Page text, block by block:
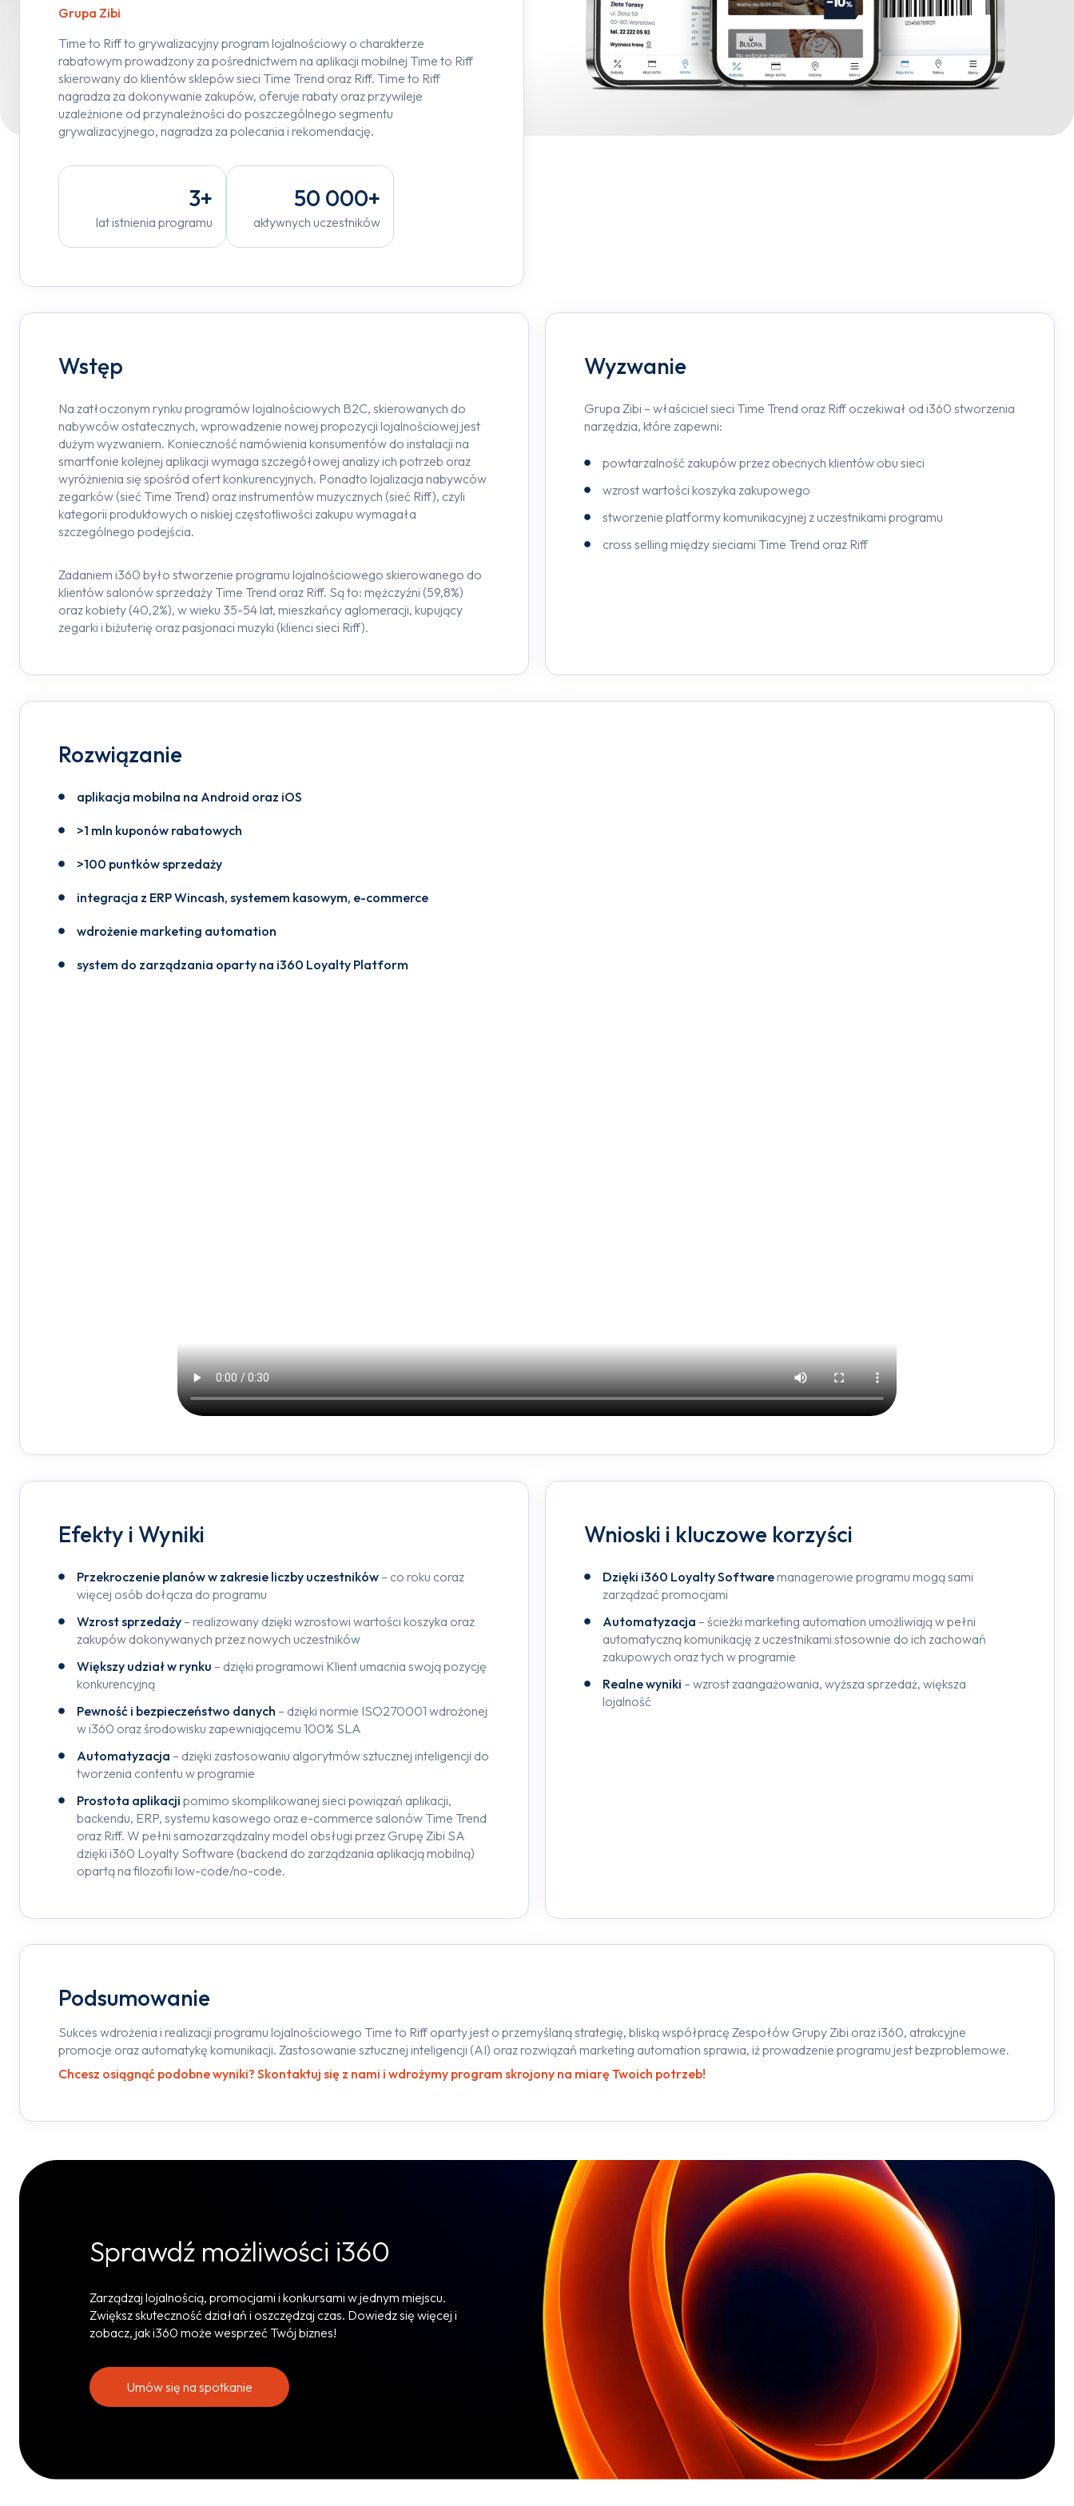
Grupa Zibi
Time to Riff to grywalizacyjny program lojalnościowy o charakterze
rabatowym prowadzony za pośrednictwem na aplikacji mobilnej Time to Riff
skierowany do klientów sklepów sieci Time Trend oraz Riff. Time to Riff
nagradza za dokonywanie zakupów, oferuje rabaty oraz przywileje
uzależnione od przynależności do poszczególnego segmentu
grywalizacyjnego, nagradza za polecania i rekomendację.
3+
lat istnienia programu
50 000+
aktywnych uczestników
Wstęp
Na zatłoczonym rynku programów lojalnościowych B2C, skierowanych do
nabywców ostatecznych, wprowadzenie nowej propozycji lojalnościowej jest
dużym wyzwaniem. Konieczność namówienia konsumentów do instalacji na
smartfonie kolejnej aplikacji wymaga szczegółowej analizy ich potrzeb oraz
wyróżnienia się spośród ofert konkurencyjnych. Ponadto lojalizacja nabywców
zegarków (sieć Time Trend) oraz instrumentów muzycznych (sieć Riff), czyli
kategorii produktowych o niskiej częstotliwości zakupu wymagała
szczególnego podejścia.
Zadaniem i360 było stworzenie programu lojalnościowego skierowanego do
klientów salonów sprzedaży Time Trend oraz Riff. Są to: mężczyźni (59,8%)
oraz kobiety (40,2%), w wieku 35-54 lat, mieszkańcy aglomeracji, kupujący
zegarki i biżuterię oraz pasjonaci muzyki (klienci sieci Riff).
Wyzwanie
Grupa Zibi – właściciel sieci Time Trend oraz Riff oczekiwał od i360 stworzenia
narzędzia, które zapewni:
powtarzalność zakupów przez obecnych klientów obu sieci
wzrost wartości koszyka zakupowego
stworzenie platformy komunikacyjnej z uczestnikami programu
cross selling między sieciami Time Trend oraz Riff
Rozwiązanie
aplikacja mobilna na Android oraz iOS
>1 mln kuponów rabatowych
>100 puntków sprzedaży
integracja z ERP Wincash, systemem kasowym, e-commerce
wdrożenie marketing automation
system do zarządzania oparty na i360 Loyalty Platform
Efekty i Wyniki
Przekroczenie planów w zakresie liczby uczestników – co roku coraz
więcej osób dołącza do programu
Wzrost sprzedaży – realizowany dzięki wzrostowi wartości koszyka oraz
zakupów dokonywanych przez nowych uczestników
Większy udział w rynku – dzięki programowi Klient umacnia swoją pozycję
konkurencyjną
Pewność i bezpieczeństwo danych – dzięki normie ISO270001 wdrożonej
w i360 oraz środowisku zapewniającemu 100% SLA
Automatyzacja – dzięki zastosowaniu algorytmów sztucznej inteligencji do
tworzenia contentu w programie
Prostota aplikacji pomimo skomplikowanej sieci powiązań aplikacji,
backendu, ERP, systemu kasowego oraz e-commerce salonów Time Trend
oraz Riff. W pełni samozarządzalny model obsługi przez Grupę Zibi SA
dzięki i360 Loyalty Software (backend do zarządzania aplikacją mobilną)
opartą na filozofii low-code/no-code.
Wnioski i kluczowe korzyści
Dzięki i360 Loyalty Softwaremanagerowie programu mogą sami
zarządzać promocjami
Automatyzacja – ścieżki marketing automation umożliwiają w pełni
automatyczną komunikację z uczestnikami stosownie do ich zachowań
zakupowych oraz tych w programie
Realne wyniki – wzrost zaangażowania, wyższa sprzedaż, większa
lojalność
Podsumowanie
Sukces wdrożenia i realizacji programu lojalnościowego Time to Riff oparty jest o przemyślaną strategię, bliską współpracę Zespołów Grupy Zibi oraz i360, atrakcyjne
promocje oraz automatykę komunikacji. Zastosowanie sztucznej inteligencji (AI) oraz rozwiązań marketing automation sprawia, iż prowadzenie programu jest bezproblemowe.
Chcesz osiągnąć podobne wyniki? Skontaktuj się z nami i wdrożymy program skrojony na miarę Twoich potrzeb!
Sprawdź możliwości i360
Zarządzaj lojalnością, promocjami i konkursami w jednym miejscu.
Zwiększ skuteczność działań i oszczędzaj czas. Dowiedz się więcej i
zobacz, jak i360 może wesprzeć Twój biznes!
Umów się na spotkanie